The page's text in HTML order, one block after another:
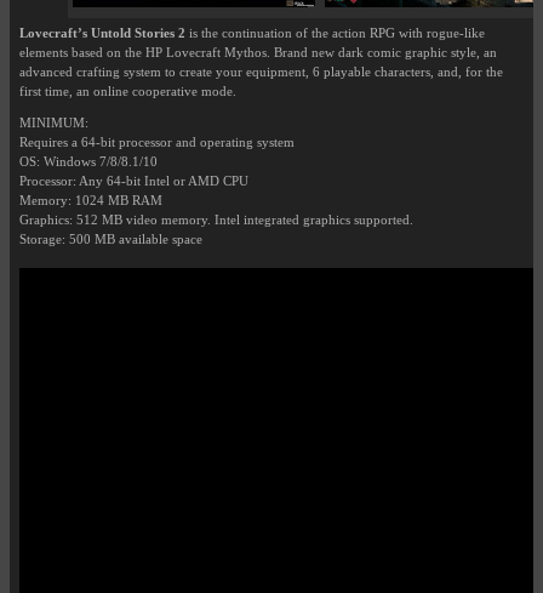
Lovecraft’s Untold Stories 2 is the continuation of the action RPG with rogue-like
elements based on the HP Lovecraft Mythos. Brand new dark comic graphic style, an
advanced crafting system to create your equipment, 6 playable characters, and, for the
first time, an online cooperative mode.
MINIMUM:
Requires a 64-bit processor and operating system
OS: Windows 7/8/8.1/10
Processor: Any 64-bit Intel or AMD CPU
Memory: 1024 MB RAM
Graphics: 512 MB video memory. Intel integrated graphics supported.
Storage: 500 MB available space